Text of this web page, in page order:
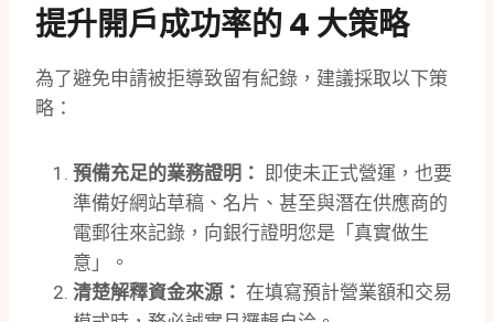
提升開戶成功率的 4 大策略
為了避免申請被拒導致留有紀錄，建議採取以下策
略：
預備充足的業務證明： 即使未正式營運，也要
準備好網站草稿、名片、甚至與潛在供應商的
電郵往來記錄，向銀行證明您是「真實做生
意」。
清楚解釋資金來源： 在填寫預計營業額和交易